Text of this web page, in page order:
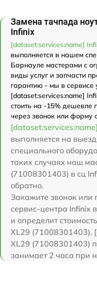
Замена тачпада
Infinix
[dataset:services:name]
выполняется в нашем
Барнауле мастерами с
виды услуг и запчасти
гарантию - мы в сервисе
[dataset:services:name]
стоить на -15% дешевле
через звонок или форму
выполняется на
специального
таких случаях наш
(71008301403) в сц
обратно.
Закажите звонок или
сервис-центра Infinix
и определит
XL29 (71008301403).
XL29 (71008301403)
занимает 2 часа при